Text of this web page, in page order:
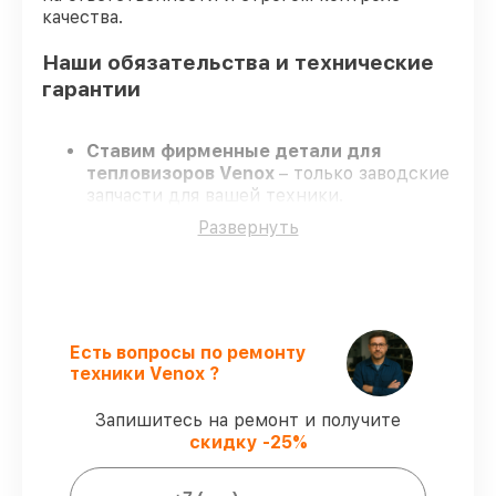
качества.
Наши обязательства и технические
гарантии
Ставим фирменные детали для
тепловизоров Venox – только заводские
запчасти для вашей техники.
Опытные мастера
отбор, что обеспечивает гарантированно
Поддержка после ремонта – на все
виды работ и комплектующие для
тепловизоров Venox предоставляется
гарантия до 3-х лет.
Мы гарантируем:
Развернуть
Есть вопросы по ремонту
техники Venox ?
Запишитесь на ремонт и получите
скидку -25%